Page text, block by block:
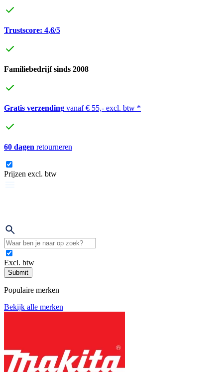
Trustscore: 4,6/5
Familiebedrijf sinds 2008
Gratis verzending vanaf € 55,- excl. btw *
60 dagen retourneren
Prijzen excl. btw
Excl. btw
Submit
Populaire merken
Bekijk alle merken